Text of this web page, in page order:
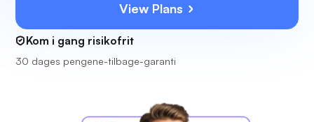
View Plans
Kom i gang risikofrit
30 dages pengene-tilbage-garanti